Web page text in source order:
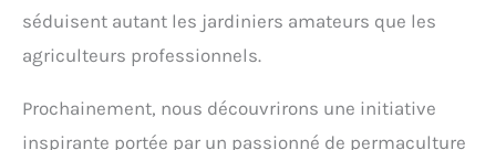
séduisent autant les jardiniers amateurs que les
agriculteurs professionnels.
Prochainement, nous découvrirons une initiative
inspirante portée par un passionné de permaculture